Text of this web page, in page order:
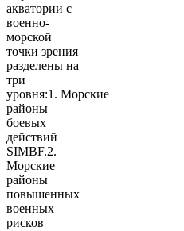
акватории с
военно-
морской
точки зрения
разделены на
три
уровня:1. Морские
районы
боевых
действий
SIMBF.2.
Морские
районы
повышенных
военных
рисков